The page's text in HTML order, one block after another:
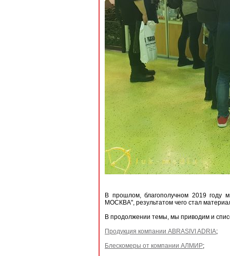
В прошлом, благополучном 2019
МОСКВА", результатом чего стал
В продолжении темы, мы приводим и
Продукция компании ABRASIVI ADRIA;
Блескомеры от компании АЛМИР;